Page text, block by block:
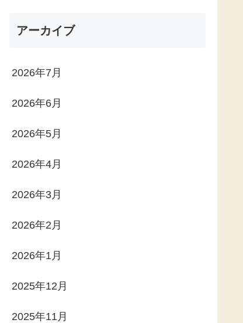
アーカイブ
2026年7月
2026年6月
2026年5月
2026年4月
2026年3月
2026年2月
2026年1月
2025年12月
2025年11月